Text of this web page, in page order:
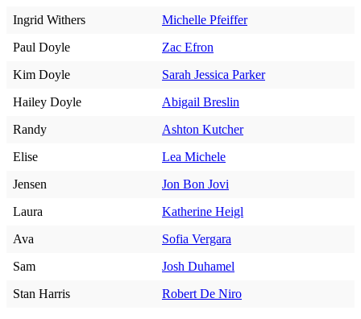
Ingrid Withers
Michelle Pfeiffer
Paul Doyle
Zac Efron
Kim Doyle
Sarah Jessica Parker
Hailey Doyle
Abigail Breslin
Randy
Ashton Kutcher
Elise
Lea Michele
Jensen
Jon Bon Jovi
Laura
Katherine Heigl
Ava
Sofia Vergara
Sam
Josh Duhamel
Stan Harris
Robert De Niro